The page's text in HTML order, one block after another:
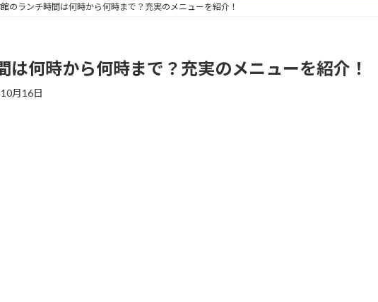
のランチ時間は何時から何時まで？充実のメニューを紹介！
は何時から何時まで？充実のメニューを紹介！
月16日